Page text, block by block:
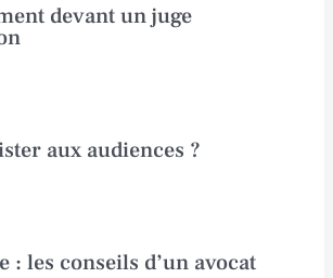
devant un juge
aux audiences ?
: les conseils d’un avocat